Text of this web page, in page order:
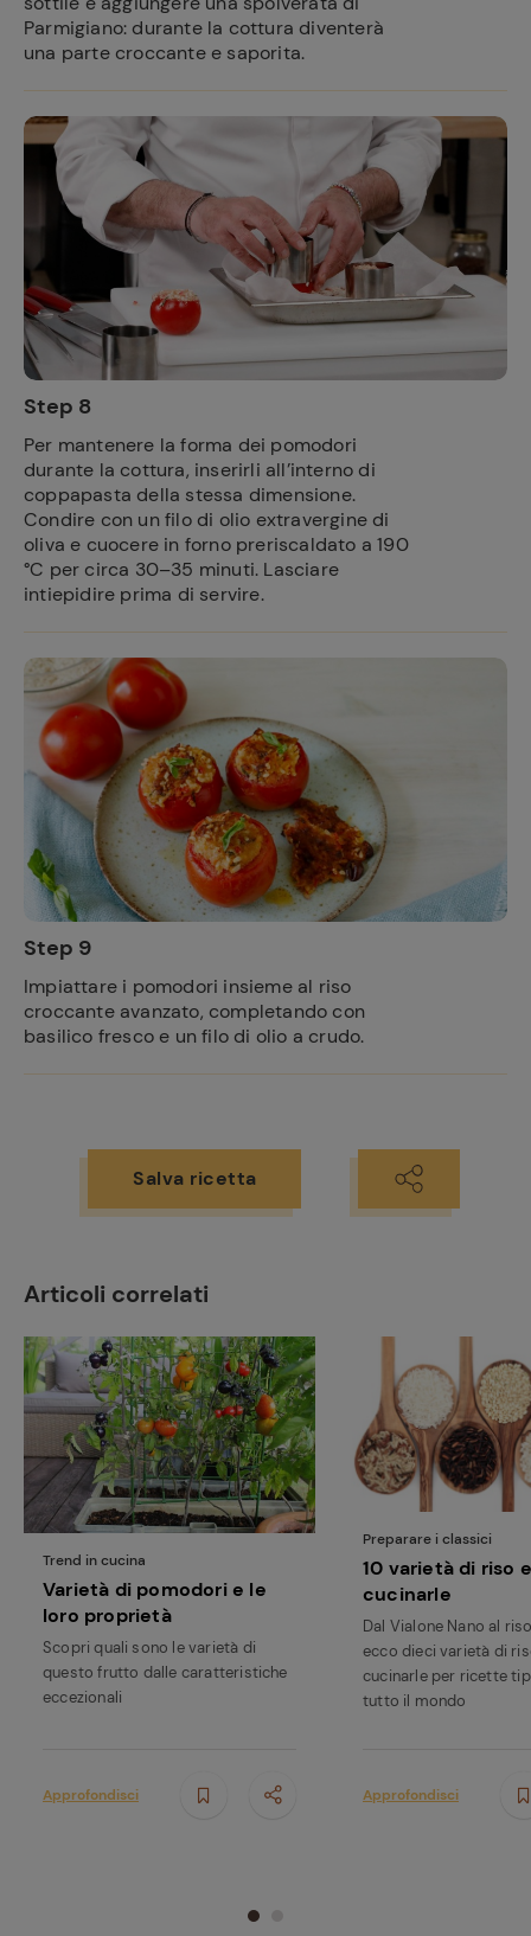
Parmigiano: durante la cottura diventerà
una parte croccante e saporita.
Step 8
Per mantenere la forma dei pomodori
durante la cottura, inserirli all’interno di
coppapasta della stessa dimensione.
Condire con un filo di olio extravergine di
oliva e cuocere in forno preriscaldato a 190
°C per circa 30–35 minuti. Lasciare
intiepidire prima di servire.
Step 9
Impiattare i pomodori insieme al riso
croccante avanzato, completando con
basilico fresco e un filo di olio a crudo.
Salva ricetta
Articoli correlati
Trend in cucina
Varietà di pomodori e le
loro proprietà
Scopri quali sono le varietà di
questo frutto dalle caratteristiche
eccezionali
Approfondisci
Preparare i classici
10 varietà di riso
cucinarle
Dal Vialone Nano al
ecco dieci varietà di
cucinarle per ricette
tutto il mondo
Approfondisci